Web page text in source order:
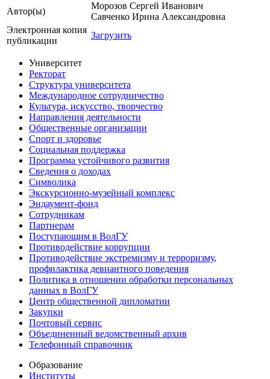
Автор(ы)
Морозов Сергей Иванович
Савченко Ирина Александровна
Электронная копия
публикации
Загрузить
Университет
Ректорат
Структура университета
Международное сотрудничество
Культура, искусство, творчество
Направления деятельности
Общественные организации
Спорт и здоровье
Социальная поддержка
Программа устойчивого развития
Сведения о доходах
Символика
Экскурсионно-музейный комплекс
Эндаумент-фонд
Сотрудникам
Партнерам
Поступающим в ВолГУ
Противодействие коррупции
Противодействие экстремизму и терроризму,
профилактика девиантного поведения
Политика в отношении обработки персональных
данных в ВолГУ
Центр общественной дипломатии
Закупки
Почтовый сервис
Объединенный ведомственный архив
Телефонный справочник
Образование
Институты